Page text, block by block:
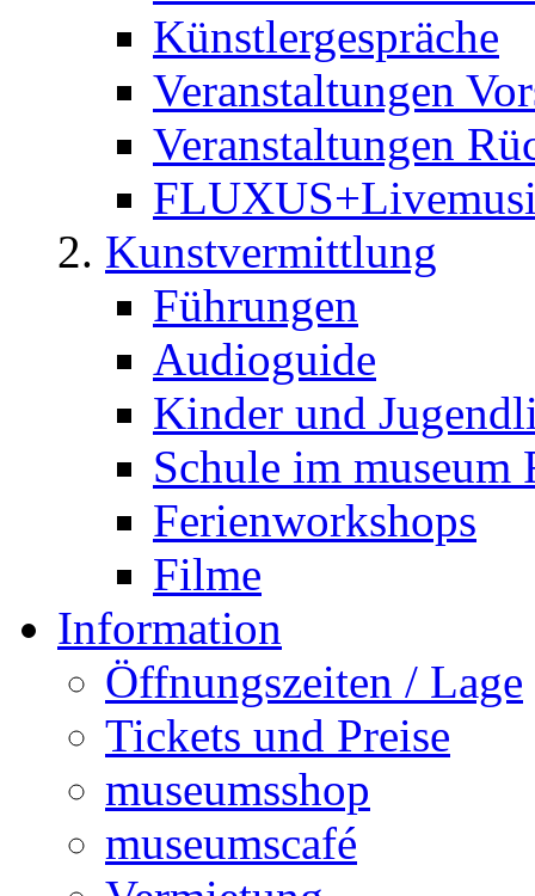
Künstlergespräche
Veranstaltungen
Veranstaltungen
Kunstvermittlung
Führungen
Audioguide
Kinder und
Schule im
Ferienworkshops
Filme
Information
Öffnungszeiten / Lage
Tickets und Preise
museumsshop
museumscafé